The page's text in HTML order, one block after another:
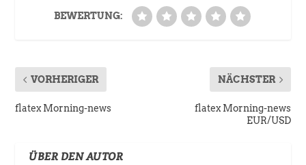
BEWERTUNG:
VORHERIGER
flatex Morning-news
NÄCHSTER
flatex Morning-news
EUR/USD
ÜBER DEN AUTOR